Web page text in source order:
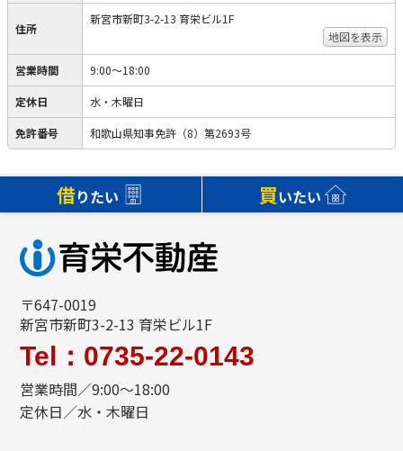
住所
新宮市新町3-2-13 育栄ビル1F
地図を表示
営業時間 9:00～18:00
定休日 水・木曜日
免許番号 和歌山県知事免許（8）第2693号
借りたい 買いたい
〒647-0019
新宮市新町3-2-13 育栄ビル1F
Tel：0735-22-0143
営業時間／9:00～18:00
定休日／水・木曜日